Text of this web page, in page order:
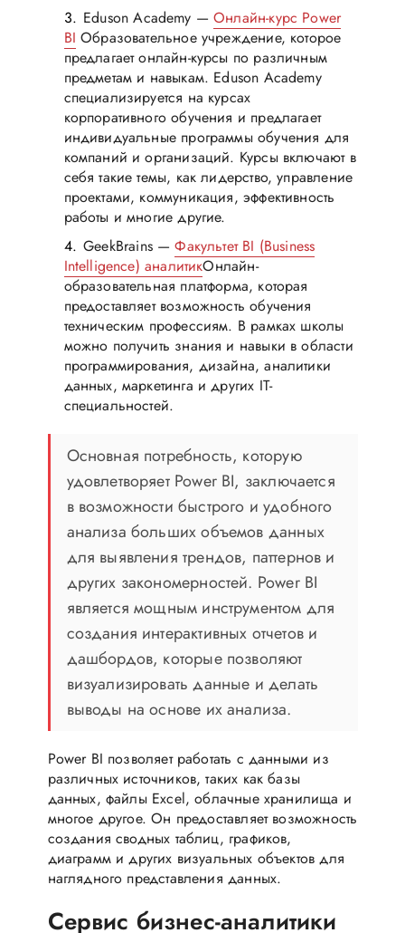
Eduson Academy —Онлайн-курс Power
BI Образовательное учреждение, которое
предлагает онлайн-курсы по различным
предметам и навыкам. Eduson Academy
специализируется на курсах
корпоративного обучения и предлагает
индивидуальные программы обучения для
компаний и организаций. Курсы включают в
себя такие темы, как лидерство, управление
проектами, коммуникация, эффективность
работы и многие другие.
GeekBrains —Факультет BI (Business
Intelligence) аналитикОнлайн-
образовательная платформа, которая
предоставляет возможность обучения
техническим профессиям. В рамках школы
можно получить знания и навыки в области
программирования, дизайна, аналитики
данных, маркетинга и других IT-
специальностей.
Основная потребность, которую
удовлетворяет Power BI, заключается
в возможности быстрого и удобного
анализа больших объемов данных
для выявления трендов, паттернов и
других закономерностей. Power BI
является мощным инструментом для
создания интерактивных отчетов и
дашбордов, которые позволяют
визуализировать данные и делать
выводы на основе их анализа.
Power BI позволяет работать с данными из
различных источников, таких как базы
данных, файлы Excel, облачные хранилища и
многое другое. Он предоставляет возможность
создания сводных таблиц, графиков,
диаграмм и других визуальных объектов для
наглядного представления данных.
Cервис бизнес-аналитики